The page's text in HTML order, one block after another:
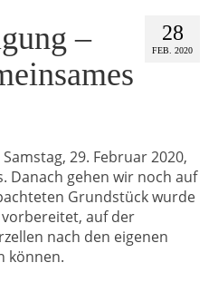
28
FEB. 2020
–
29. Februar 2020,
Danach gehen wir noch auf
Grundstück wurde
vorbereitet, auf der
nach den eigenen
können.